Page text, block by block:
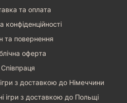
та оплата
конфіденційності
та повернення
оферта
Співпраця
ігри з доставкою до Німеччини
ігри з доставкою до Польщі